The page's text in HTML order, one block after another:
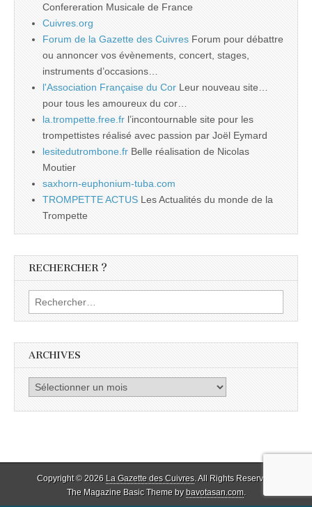
Confereration Musicale de France
Cuivres.org
Forum de la Gazette des Cuivres Forum pour débattre
ou annoncer vos évènements, concert, stages,
instruments d’occasions…
l'Association Française du Cor Leur nouveau site…
pour tous les amoureux du cor…
la.trompette.free.fr l’incontournable site pour les
trompettistes réalisé avec passion par Joël Eymard
lesitedutrombone.fr Belle réalisation de Nicolas
Moutier
saxhorn-euphonium-tuba.com
TROMPETTE ACTUS Les Actualités du monde de la
Trompette
RECHERCHER ?
Rechercher :
ARCHIVES
Archives
Copyright © 2026 La Gazette des Cuivres. All Rights Reserved.
The Magazine Basic Theme bybavotasan.com.